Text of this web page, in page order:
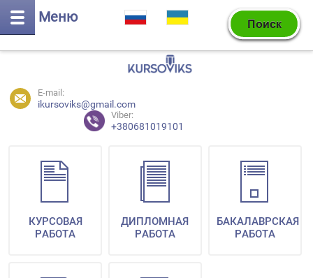
Меню
E-mail:
ikursoviks@gmail.com
Viber:
+380681019101
КУРСОВАЯ
РАБОТА
ДИПЛОМНАЯ
РАБОТА
БАКАЛАВРСКАЯ
РАБОТА